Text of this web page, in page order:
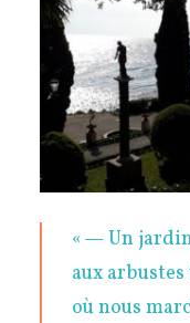
« — Un
aux
où nous